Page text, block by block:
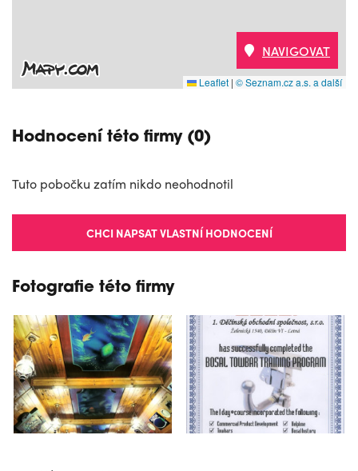
Leaflet | © Seznam.cz a.s. a další
NAVIGOVAT
Hodnocení této firmy (0)
Tuto pobočku zatím nikdo neohodnotil
CHCI NAPSAT VLASTNÍ HODNOCENÍ
Fotografie této firmy